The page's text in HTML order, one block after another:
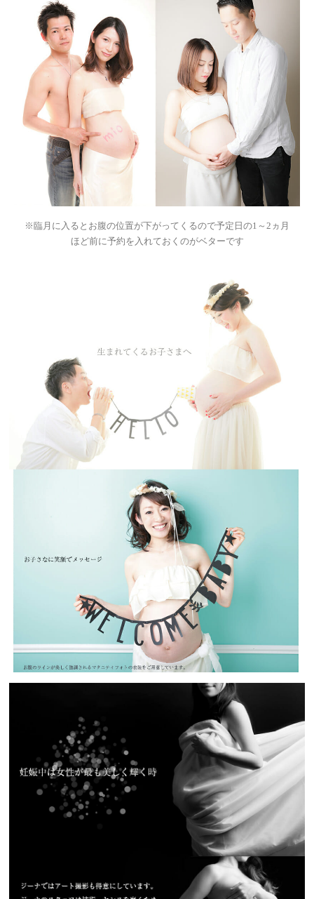
※臨月に入るとお腹の位置が下がってくるので予定日の1～2ヵ月
ほど前に予約を入れておくのがベターです